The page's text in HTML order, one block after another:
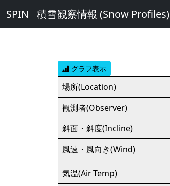
SPIN 積雪観察情報 (Snow Profiles)
グラフ表示
場所(Location)
観測者(Observer)
斜面・斜度(Incline)
風速・風向き(Wind)
気温(Air Temp)